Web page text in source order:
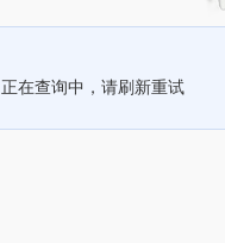
正在查询中，请刷新重试